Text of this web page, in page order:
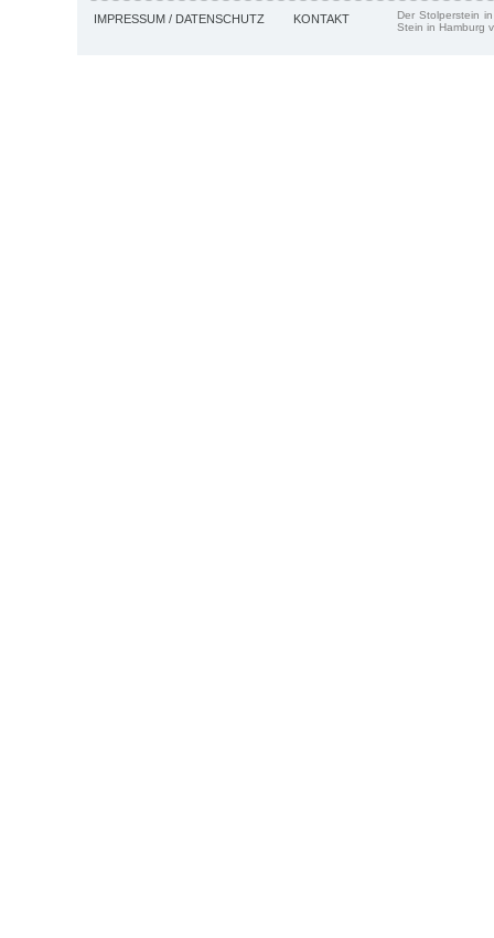
IMPRESSUM / DATENSCHUTZ KONTAKT
Der Stolperstein
Stein in Hamburg